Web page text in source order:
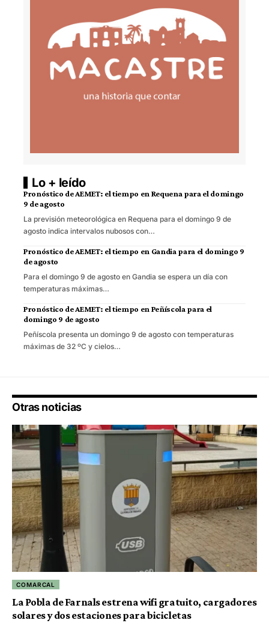
Lo + leído
Pronóstico de AEMET: el tiempo en Requena para el domingo
9 de agosto
La previsión meteorológica en Requena para el domingo 9 de
agosto indica intervalos nubosos con…
Pronóstico de AEMET: el tiempo en Gandia para el domingo 9
de agosto
Para el domingo 9 de agosto en Gandia se espera un día con
temperaturas máximas…
Pronóstico de AEMET: el tiempo en Peñíscola para el
domingo 9 de agosto
Peñíscola presenta un domingo 9 de agosto con temperaturas
máximas de 32 ºC y cielos…
Otras noticias
COMARCAL
La Pobla de Farnals estrena wifi gratuito, cargadores
solares y dos estaciones para bicicletas